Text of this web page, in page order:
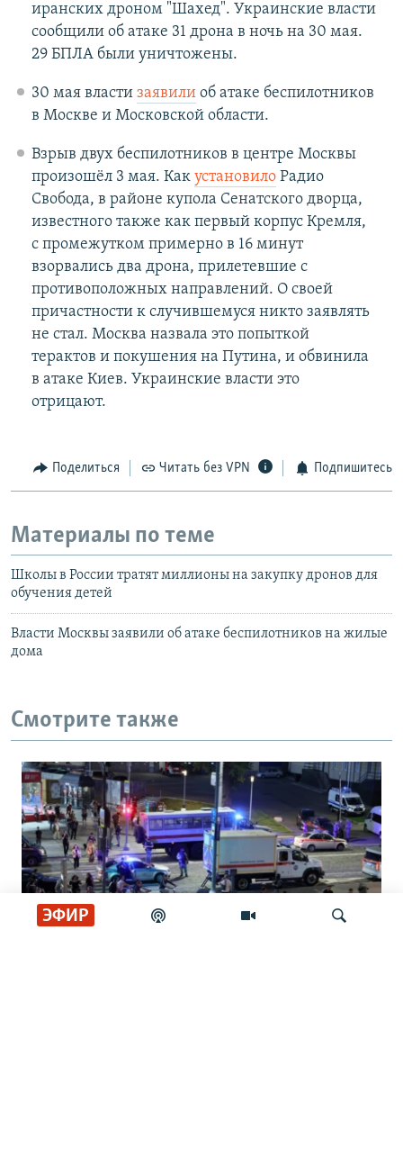
ЭФИР
иранских дроном "Шахед". Украинские власти
сообщили об атаке 31 дрона в ночь на 30 мая.
29 БПЛА были уничтожены.
30 мая власти заявилиоб атаке беспилотников
в Москве и Московской области.
Взрыв двух беспилотников в центре Москвы
произошёл 3 мая. Как установилоРадио
Свобода, в районе купола Сенатского дворца,
известного также как первый корпус Кремля,
с промежутком примерно в 16 минут
взорвались два дрона, прилетевшие с
противоположных направлений. О своей
причастности к случившемуся никто заявлять
не стал. Москва назвала это попыткой
терактов и покушения на Путина, и обвинила
в атаке Киев. Украинские власти это
отрицают.
Поделиться Читать без VPN Подпишитесь
Материалы по теме
Школы в России тратят миллионы на закупку дронов для
обучения детей
Власти Москвы заявили об атаке беспилотников на жилые
дома
Смотрите также